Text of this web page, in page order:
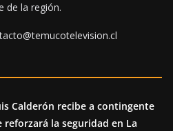
de la región.
Calderón recibe a contingente
la seguridad en La